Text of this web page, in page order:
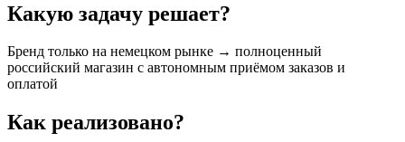
Какую задачу решает?
Бренд только на немецком рынке → полноценный
российский магазин с автономным приёмом заказов и
оплатой
Как реализовано?